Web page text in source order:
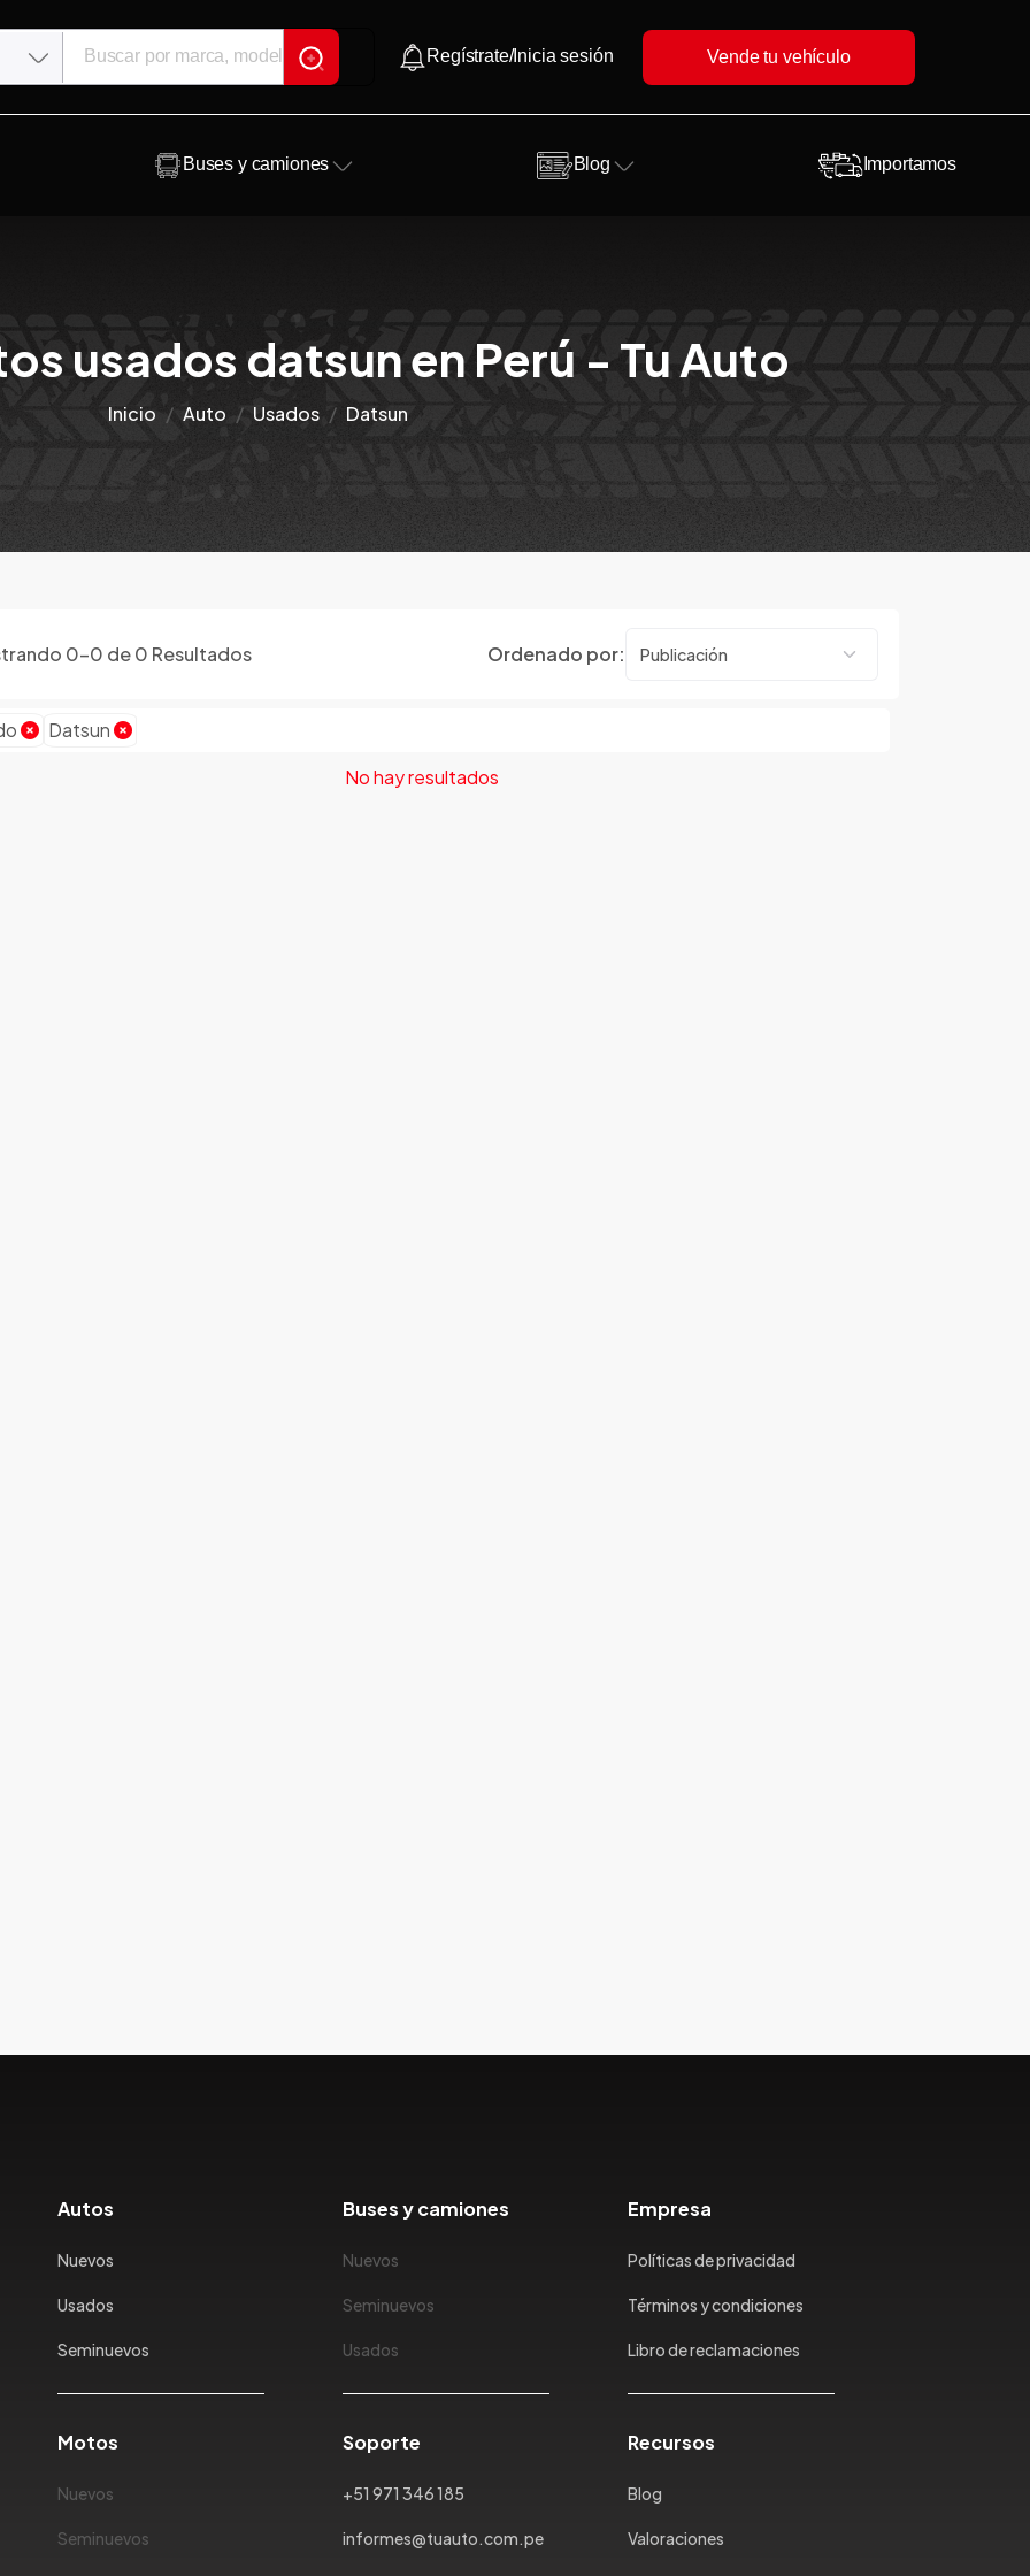
Regístrate/Inicia sesión Vende tu vehículo
Buses y camiones Blog Importamos
usados datsun en Perú - Tu Auto
Inicio Auto Usados Datsun
0-0 de0 Resultados Ordenado por:
Datsun
No hay resultados
Autos
Nuevos
Usados
Seminuevos
Buses y camiones
Nuevos
Seminuevos
Usados
Empresa
Políticas de privacidad
Términos y condiciones
Libro de reclamaciones
Motos
Nuevos
Seminuevos
Soporte
+51 971 346 185
informes@tuauto.com.pe
Recursos
Blog
Valoraciones